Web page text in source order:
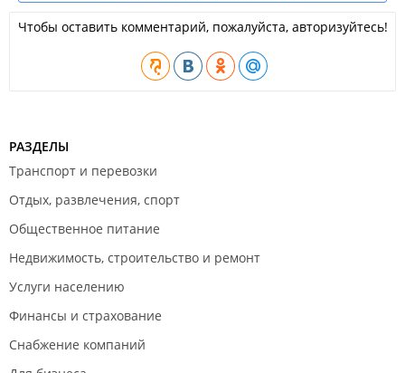
Чтобы оставить комментарий, пожалуйста, авторизуйтесь!
РАЗДЕЛЫ
Транспорт и перевозки
Отдых, развлечения, спорт
Общественное питание
Недвижимость, строительство и ремонт
Услуги населению
Финансы и страхование
Снабжение компаний